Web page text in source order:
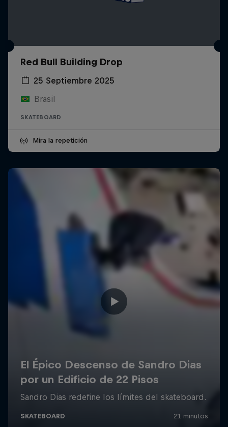
Red Bull Building Drop
25 Septiembre 2025
Brasil
SKATEBOARD
Mira la repetición